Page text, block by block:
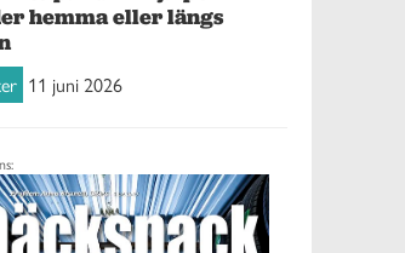
hemma eller längs
11 juni 2026